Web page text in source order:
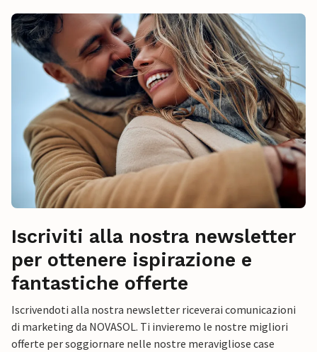
Iscriviti alla nostra newsletter
per ottenere ispirazione e
fantastiche offerte
Iscrivendoti alla nostra newsletter riceverai comunicazioni
di marketing da NOVASOL. Ti invieremo le nostre migliori
offerte per soggiornare nelle nostre meravigliose case